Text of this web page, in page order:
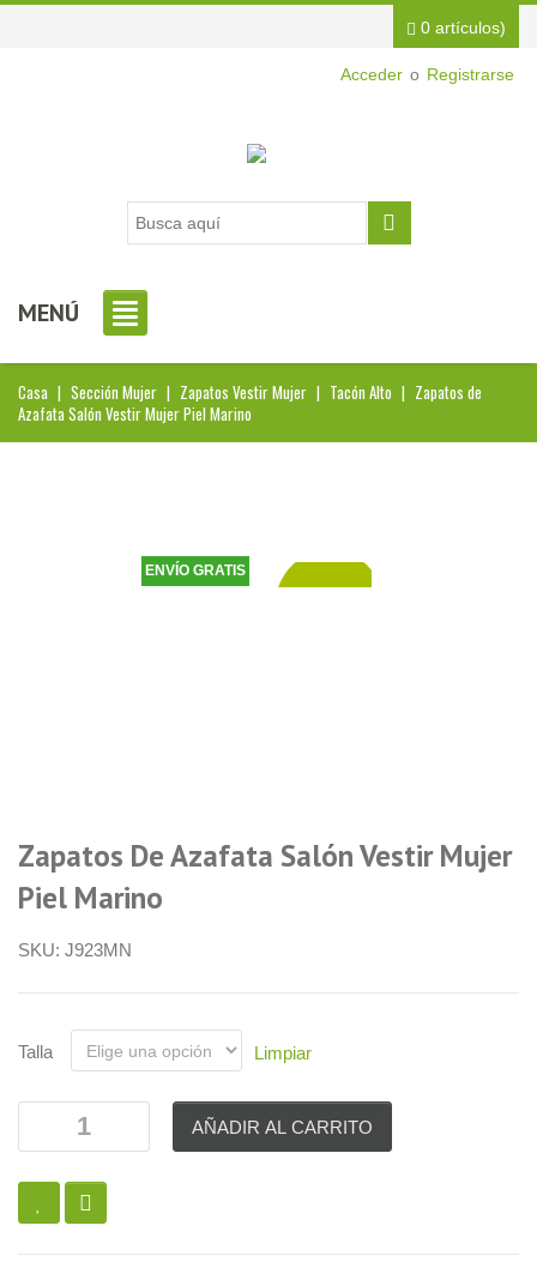
Acceder o Registrarse
0 artículos)
MENÚ
Casa | Sección Mujer | Zapatos Vestir Mujer | Tacón Alto | Zapatos de
Azafata Salón Vestir Mujer Piel Marino
ENVÍO GRATIS
Zapatos De Azafata Salón Vestir Mujer
Piel Marino
SKU: J923MN
Talla Limpiar
AÑADIR AL CARRITO